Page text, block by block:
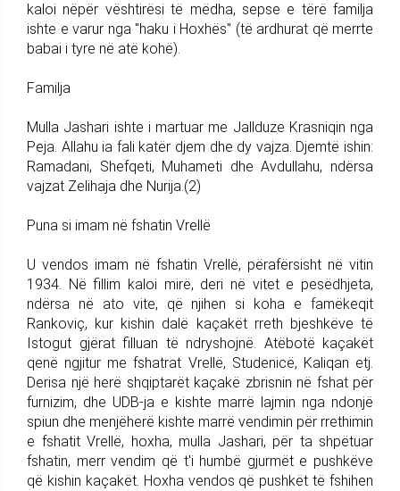
kaloi nëpër vështirësi të mëdha, sepse e tërë familja
ishte e varur nga "haku i Hoxhës" (të ardhurat që merrte
babai i tyre në atë kohë).
Familja
Mulla Jashari ishte i martuar me Jallduze Krasniqin nga
Peja. Allahu ia fali katër djem dhe dy vajza. Djemtë ishin:
Ramadani, Shefqeti, Muhameti dhe Avdullahu, ndërsa
vajzat Zelihaja dhe Nurija.(2)
Puna si imam në fshatin Vrellë
U vendos imam në fshatin Vrellë, përafërsisht në vitin
1934. Në fillim kaloi mirë, deri në vitet e pesëdhjeta,
ndërsa në ato vite, që njihen si koha e famëkeqit
Rankoviç, kur kishin dalë kaçakët rreth bjeshkëve të
Istogut gjërat filluan të ndryshojnë. Atëbotë kaçakët
qenë ngjitur me fshatrat Vrellë, Studenicë, Kaliqan etj.
Derisa një herë shqiptarët kaçakë zbrisnin në fshat për
furnizim, dhe UDB-ja e kishte marrë lajmin nga ndonjë
spiun dhe menjëherë kishte marrë vendimin për rrethimin
e fshatit Vrellë, hoxha, mulla Jashari, për ta shpëtuar
fshatin, merr vendim që t'i humbë gjurmët e pushkëve
që kishin kaçakët. Hoxha vendos që pushkët të fshihen